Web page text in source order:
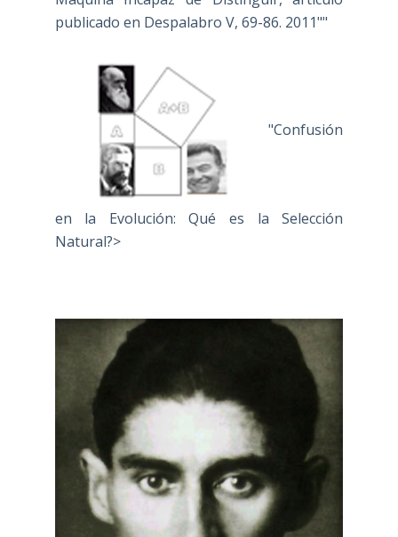
publicado en Despalabro V, 69-86. 2011""
"Confusión
en la Evolución: Qué es la Selección
Natural?>